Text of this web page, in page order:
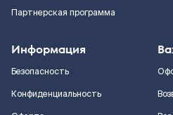
Партнерская программа
Информация
Безопасность
Конфиденциальность